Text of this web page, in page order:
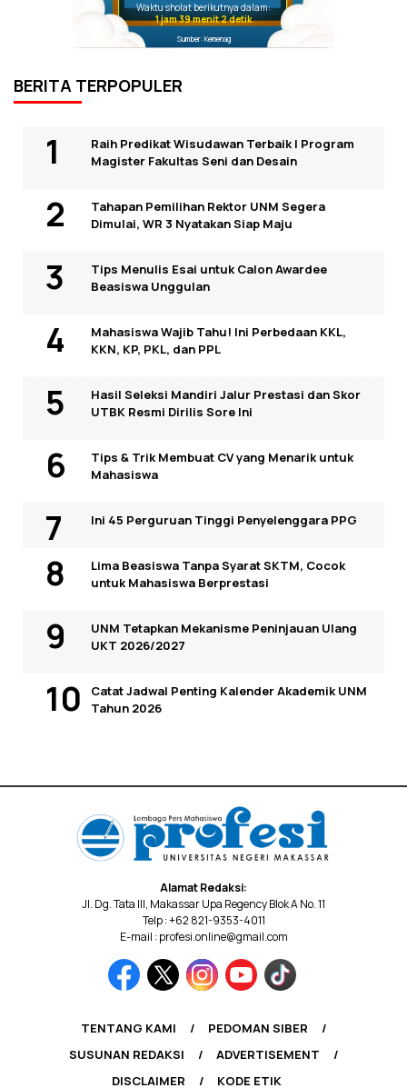
Waktu sholat berikutnya dalam:
1 jam 39 menit 2 detik
Sumber: Kemenag
BERITA TERPOPULER
Raih Predikat Wisudawan Terbaik I Program
Magister Fakultas Seni dan Desain
Tahapan Pemilihan Rektor UNM Segera
Dimulai, WR 3 Nyatakan Siap Maju
Tips Menulis Esai untuk Calon Awardee
Beasiswa Unggulan
Mahasiswa Wajib Tahu! Ini Perbedaan KKL,
KKN, KP, PKL, dan PPL
Hasil Seleksi Mandiri Jalur Prestasi dan Skor
UTBK Resmi Dirilis Sore Ini
Tips & Trik Membuat CV yang Menarik untuk
Mahasiswa
Ini 45 Perguruan Tinggi Penyelenggara PPG
Lima Beasiswa Tanpa Syarat SKTM, Cocok
untuk Mahasiswa Berprestasi
UNM Tetapkan Mekanisme Peninjauan Ulang
UKT 2026/2027
Catat Jadwal Penting Kalender Akademik UNM
Tahun 2026
Alamat Redaksi:
Jl. Dg. Tata III, Makassar Upa Regency Blok A No. 11
Telp : +62 821-9353-4011
E-mail : profesi.online@gmail.com
TENTANG KAMI
PEDOMAN SIBER
SUSUNAN REDAKSI
ADVERTISEMENT
DISCLAIMER
KODE ETIK